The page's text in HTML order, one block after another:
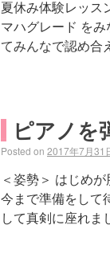
夏休み体験レッス
マハグレード を
てみんなで認め合
ピアノを
Posted on 2017年7月31
＜姿勢＞ はじめ
今まで準備をして
して真剣に座れ